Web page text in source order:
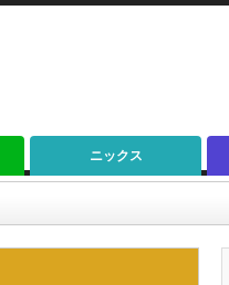
ニックス